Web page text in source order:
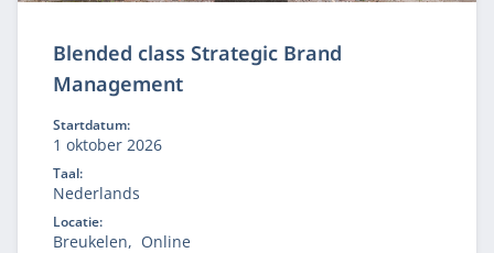
Blended class Strategic Brand
Management
Startdatum:
1 oktober 2026
Taal:
Nederlands
Locatie:
Breukelen
Online